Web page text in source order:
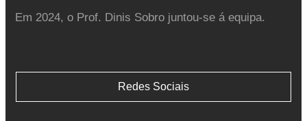
Em 2024, o Prof. Dinis Sobro juntou-se á equipa.
Redes Sociais